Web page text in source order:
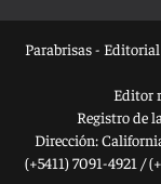
Parabrisas - Editorial
Editor
Registro de
Dirección:
(+5411) 7091-4921 /